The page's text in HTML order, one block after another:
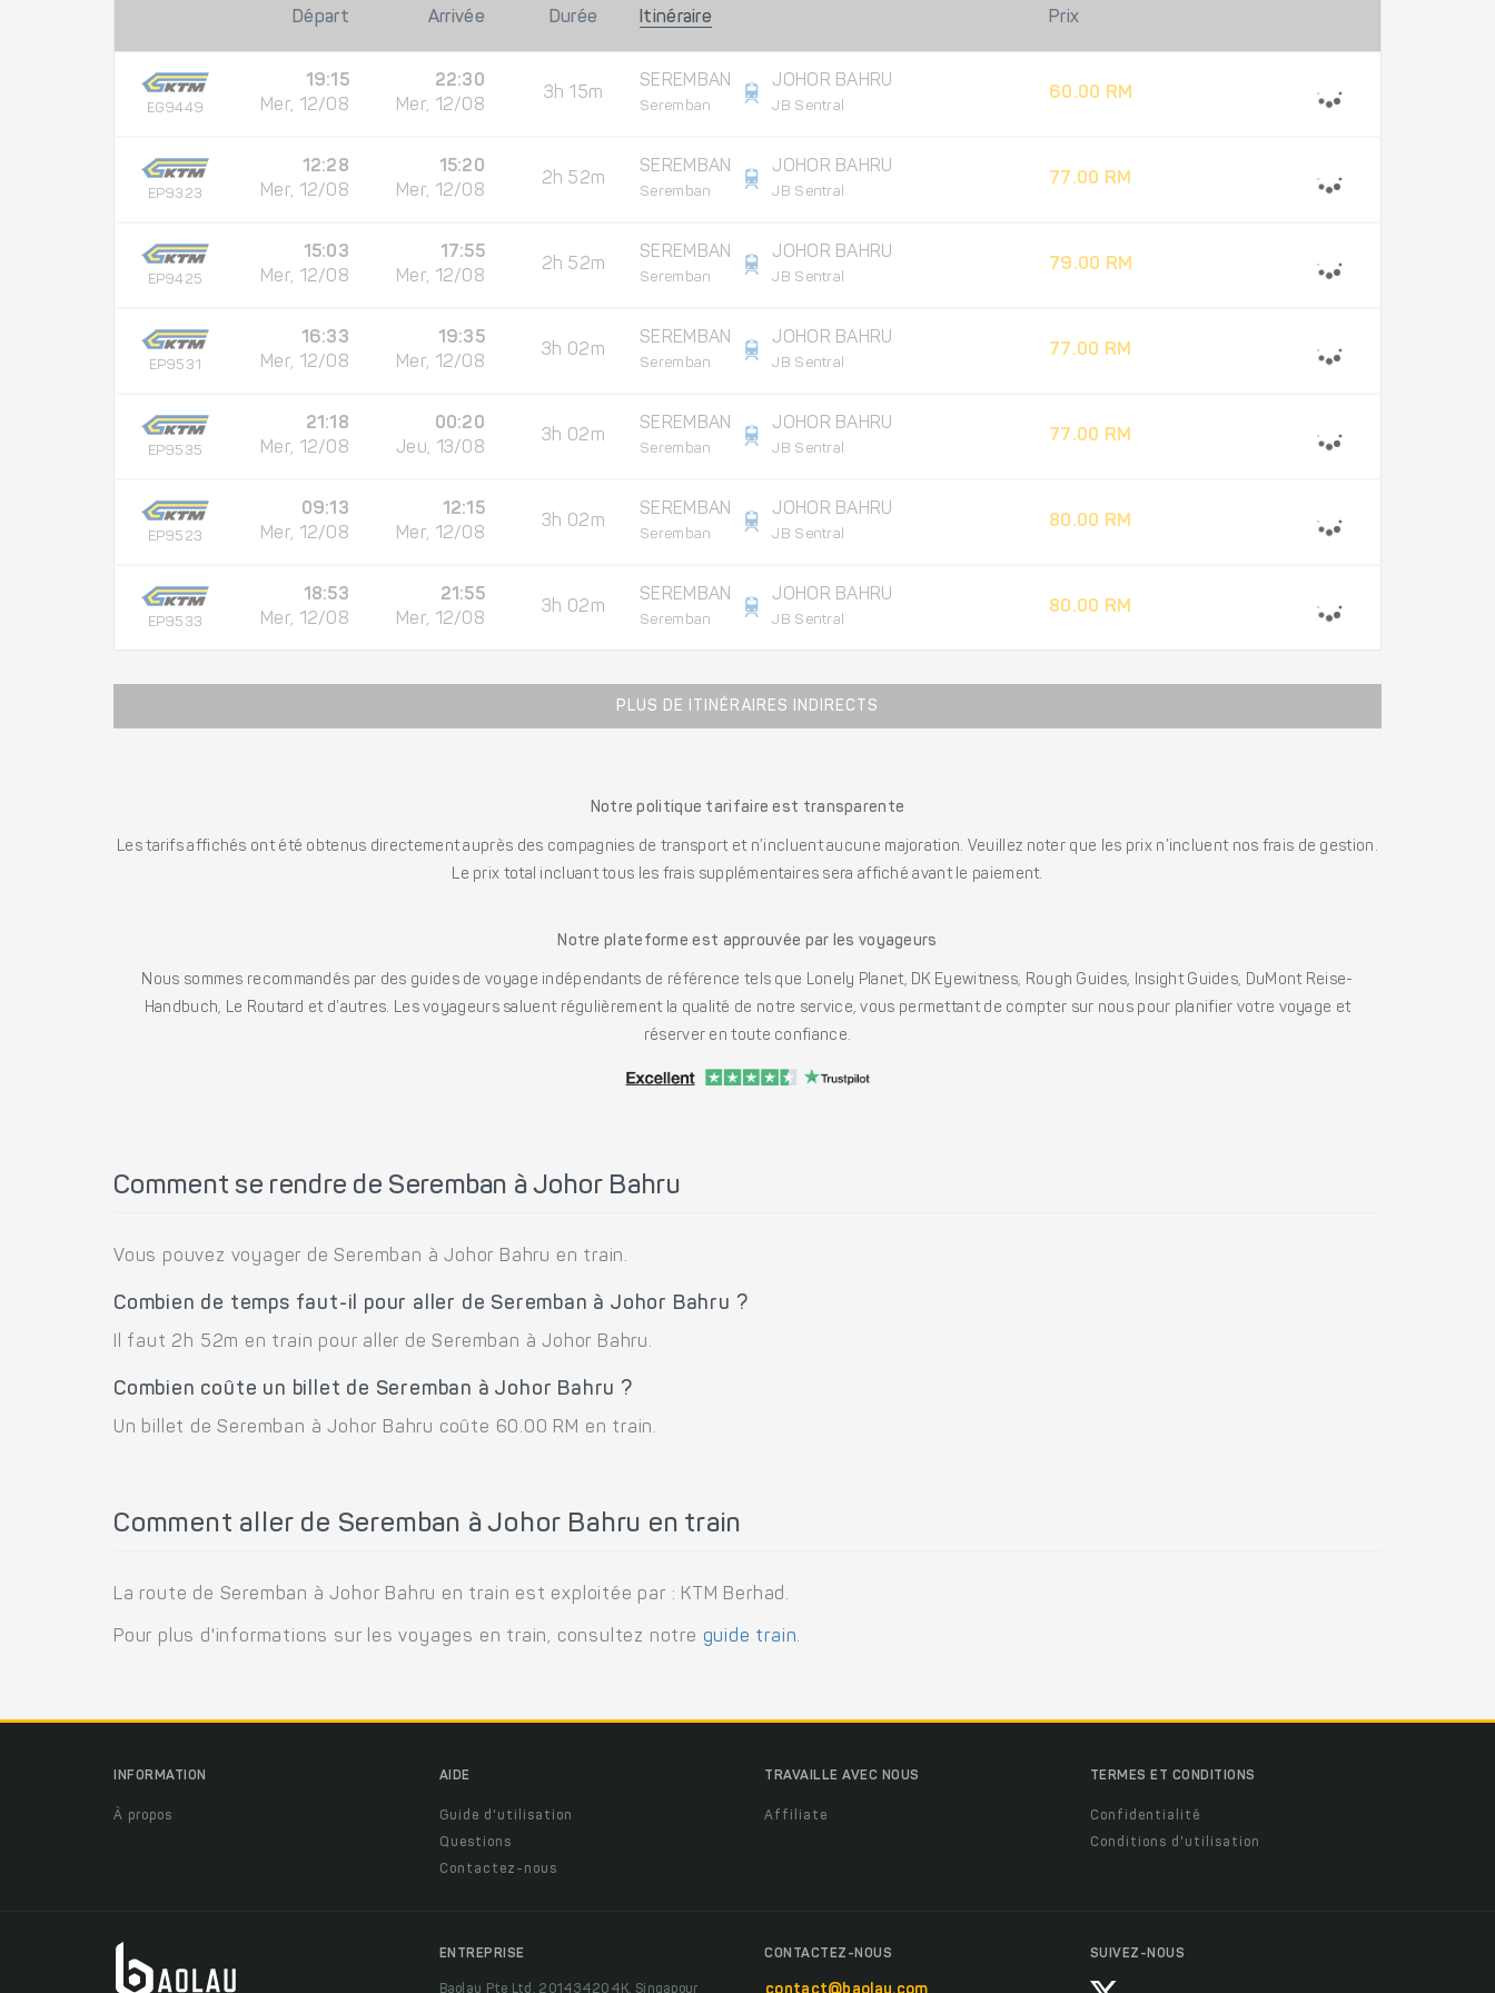
Départ Arrivée Durée Itinéraire Prix
EG9449
19:15
Mer, 12/08
22:30
Mer, 12/08
3h 15m
SEREMBAN
Seremban
JOHOR BAHRU
JB Sentral
60.00 RM
EP9323
12:28
Mer, 12/08
15:20
Mer, 12/08
2h 52m
SEREMBAN
Seremban
JOHOR BAHRU
JB Sentral
77.00 RM
EP9425
15:03
Mer, 12/08
17:55
Mer, 12/08
2h 52m
SEREMBAN
Seremban
JOHOR BAHRU
JB Sentral
79.00 RM
EP9531
16:33
Mer, 12/08
19:35
Mer, 12/08
3h 02m
SEREMBAN
Seremban
JOHOR BAHRU
JB Sentral
77.00 RM
EP9535
21:18
Mer, 12/08
00:20
Jeu, 13/08
3h 02m
SEREMBAN
Seremban
JOHOR BAHRU
JB Sentral
77.00 RM
EP9523
09:13
Mer, 12/08
12:15
Mer, 12/08
3h 02m
SEREMBAN
Seremban
JOHOR BAHRU
JB Sentral
80.00 RM
EP9533
18:53
Mer, 12/08
21:55
Mer, 12/08
3h 02m
SEREMBAN
Seremban
JOHOR BAHRU
JB Sentral
80.00 RM
PLUS DE ITINÉRAIRES INDIRECTS
Notre politique tarifaire est transparente
Les tarifs affichés ont été obtenus directement auprès des compagnies de transport et n’incluent aucune majoration. Veuillez noter que les prix n’incluent nos frais de gestion.
Le prix total incluant tous les frais supplémentaires sera affiché avant le paiement.
Notre plateforme est approuvée par les voyageurs
Nous sommes recommandés par des guides de voyage indépendants de référence tels que Lonely Planet, DK Eyewitness, Rough Guides, Insight Guides, DuMont Reise-
Handbuch, Le Routard et d’autres. Les voyageurs saluent régulièrement la qualité de notre service, vous permettant de compter sur nous pour planifier votre voyage et
réserver en toute confiance.
Comment se rendre de Seremban à Johor Bahru
Vous pouvez voyager de Seremban à Johor Bahru en train.
Combien de temps faut-il pour aller de Seremban à Johor Bahru ?
Il faut 2h 52m en train pour aller de Seremban à Johor Bahru.
Combien coûte un billet de Seremban à Johor Bahru ?
Un billet de Seremban à Johor Bahru coûte 60.00 RM en train.
Comment aller de Seremban à Johor Bahru en train
La route de Seremban à Johor Bahru en train est exploitée par : KTM Berhad.
Pour plus d'informations sur les voyages en train, consultez notre guide train.
INFORMATION
À propos
AIDE
Guide d'utilisation
Questions
Contactez-nous
TRAVAILLE AVEC NOUS
Affiliate
TERMES ET CONDITIONS
Confidentialité
Conditions d'utilisation
ENTREPRISE
Baolau Pte Ltd, 201434204K, Singapour
CONTACTEZ-NOUS SUIVEZ-NOUS